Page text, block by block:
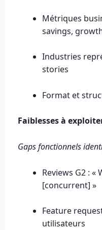
Métriques
savings,
Industries
stories
Format et
Faiblesses à
Gaps fonctionnels
Reviews G2 : «
[concurrent] »
Feature
utilisateurs